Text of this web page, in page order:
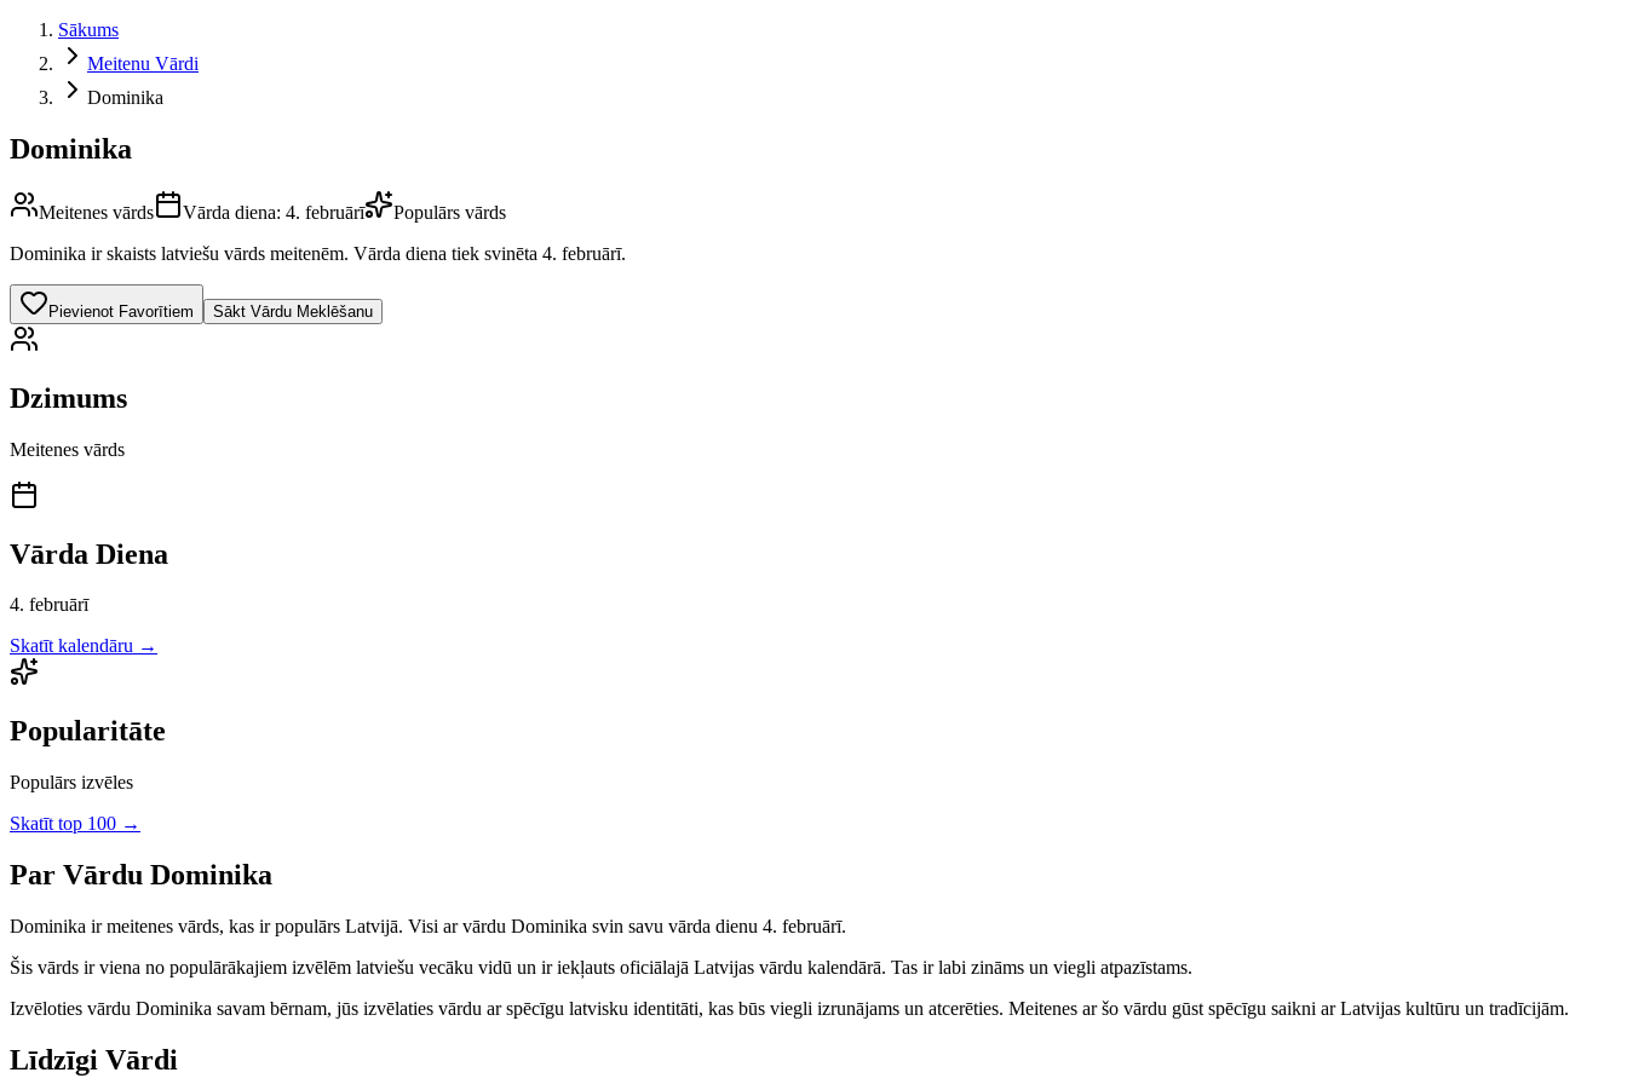
Sākums
Meitenu Vārdi
Dominika
Dominika
Meitenes vārds Vārda diena: 4. februārī
Populārs vārds
Dominika ir skaists latviešu vārds meitenēm. Vārda diena tiek svinēta 4. februārī.
Pievienot Favorītiem Sākt Vārdu Meklēšanu
Dzimums
Meitenes vārds
Vārda Diena
4. februārī
Skatīt kalendāru →
Popularitāte
Populārs izvēles
Skatīt top 100 →
Par Vārdu Dominika
Dominika irmeitenes vārds, kas ir populārs Latvijā. Visi ar vārdu Dominika svin savu vārda dienu 4. februārī.
Šis vārds ir viena no populārākajiem izvēlēm latviešu vecāku vidū un ir iekļauts oficiālajā Latvijas vārdu kalendārā. Tas ir labi zināms un viegli atpazīstams.
Izvēloties vārdu Dominika savam bērnam, jūs izvēlaties vārdu ar spēcīgu latvisku identitāti, kas būs viegli izrunājams un atcerēties. Meitenes ar šo vārdu gūst spēcīgu saikni ar Latvijas kultūru un tradīcijām.
Līdzīgi Vārdi